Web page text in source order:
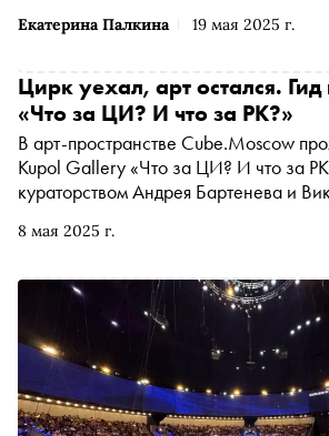
Екатерина Палкина 19 мая 2025 г.
8 мая 2025 г.
Цирк уехал, арт остался. Гид
«Что за ЦИ? И что за РК?»
В арт-пространстве Cube.Moscow
Kupol Gallery «Что за ЦИ? И что за
кураторством Андрея Бартенева и
а сложносочиненный эксперимент с
художников собираются в ироничную,
предельно насыщенную экспозицию.
разбирается, как устроено это параде-
современного искусства